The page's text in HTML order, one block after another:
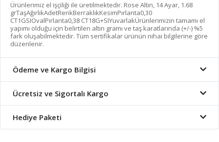
Ürünlerimiz el işçiliği ile üretilmektedir. Rose Altın, 14 Ayar, 1.68
grTaşAğırlıkAdetRenkBerraklıkKesimPırlanta0,30
CT1GSIOvalPırlanta0,38 CT18G+SIYuvarlakÜrünlerimizin tamamı el
yapımı olduğu için belirtilen altın gramı ve taş karatlarında (+/-) %5
fark oluşabilmektedir. Tüm sertifikalar ürünün nihai bilgilerine göre
düzenlenir.
Ödeme ve Kargo Bilgisi
Ücretsiz ve Sigortalı Kargo
Hediye Paketi